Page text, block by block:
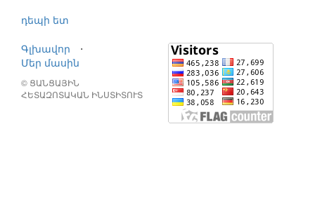
դեպի ետ
Գլխավոր
⋅
Մեր մասին
© ՑԱՆՑԱՅԻՆ
ՀԵՏԱԶՈՏԱԿԱՆ ԻՆՍՏԻՏՈՒՏ